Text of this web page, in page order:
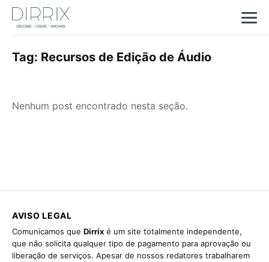
Tag: Recursos de Edição de Áudio
Nenhum post encontrado nesta seção.
AVISO LEGAL
Comunicamos que Dirrix é um site totalmente independente,
que não solicita qualquer tipo de pagamento para aprovação ou
liberação de serviços. Apesar de nossos redatores trabalharem